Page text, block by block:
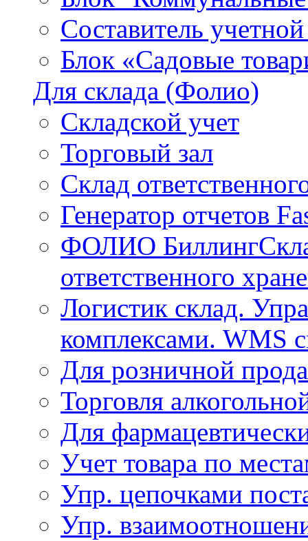
Составитель
Блок «Садовые
Для склада (Фолио)
Складской учет
Торговый зал
Склад
Генератор отчетов
ФОЛИО
ответственного
Логистик склад.
комплексами. WMS
Для розничной
Торговля
Для
Учет товара по
Упр. цепочками
Упр.